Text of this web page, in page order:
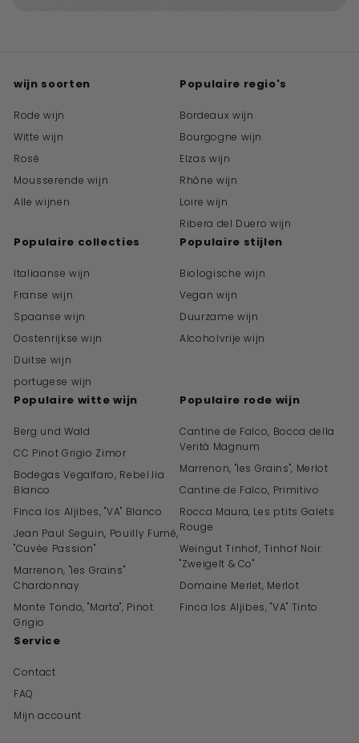
wijn soorten
Rode wijn
Witte wijn
Rosé
Mousserende wijn
Alle wijnen
Populaire regio's
Bordeaux wijn
Bourgogne wijn
Elzas wijn
Rhône wijn
Loire wijn
Ribera del Duero wijn
Populaire collecties
Italiaanse wijn
Franse wijn
Spaanse wijn
Oostenrijkse wijn
Duitse wijn
portugese wijn
Populaire stijlen
Biologische wijn
Vegan wijn
Duurzame wijn
Alcoholvrije wijn
Populaire witte wijn
Berg und Wald
CC Pinot Grigio Zimor
Bodegas Vegalfaro, Rebel.lia
Blanco
Finca los Aljibes, "VA" Blanco
Jean Paul Seguin, Pouilly Fumé,
"Cuvée Passion"
Marrenon, "les Grains"
Chardonnay
Monte Tondo, "Marta", Pinot
Grigio
Populaire rode wijn
Cantine de Falco, Bocca della
Verità Magnum
Marrenon, "les Grains", Merlot
Cantine de Falco, Primitivo
Rocca Maura, Les ptits Galets
Rouge
Weingut Tinhof, Tinhof Noir
"Zweigelt & Co"
Domaine Merlet, Merlot
Finca los Aljibes, "VA" Tinto
Service
Contact
FAQ
Mijn account